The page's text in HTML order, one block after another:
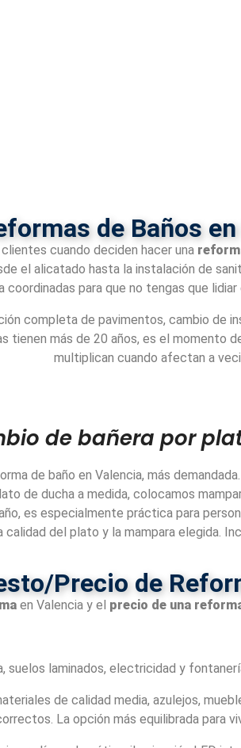
de Baños
cuando deciden hacer una
el alicatado hasta la instalación de
coordinadas para que no tengas que
completa de pavimentos, cambio de
tienen más de 20 años, es el momento
multiplican cuando afectan a
de bañera por
de baño en Valencia, más
de ducha a medida, colocamos
es especialmente práctica para
del plato y la mampara elegida.
Precio de
en Valencia y el precio de una
suelos laminados, electricidad y
de calidad media, azulejos,
La opción más equilibrada para